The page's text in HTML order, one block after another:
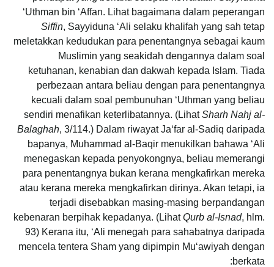
‘Uthman bin ‘Affan. Lihat bagaimana dalam peperangan
Ѕiffіn, Sayyiduna ‘Alі selaku khalifah yang sah tetap
meletakkan kedudukan para penentangnya sebagai kaum
Muslimin yang seakidah dengannya dalam soal
ketuhanan, kenabian dan dakwah kepada Islam. Tiada
perbezaan antara beliau dengan para penentangnya
kecuali dalam soal pembunuhan ‘Uthmаn yang beliau
sendiri menafikan keterlibatannya. (LihatSharh Nahj al-
Balaghah, 3/114.) Dalam riwayat Ja‘far al-Ѕаdiq daripada
bapanya, Muhammad al-Bаqir menukilkan bahawa ‘Alі
menegaskan kepada penyokongnya, beliau memerangi
para penentangnya bukan kerana mengkafirkan mereka
atau kerana mereka mengkafirkan dirinya. Akan tetapi, ia
terjadi disebabkan masing-masing berpandangan
kebenaran berpihak kepadanya. (LihatQurb al-Isnad, hlm.
93) Kerana itu, ‘Alі menegah para sahabatnya daripada
mencela tentera Shаm yang dipimpin Mu‘аwiyah dengan
berkata: